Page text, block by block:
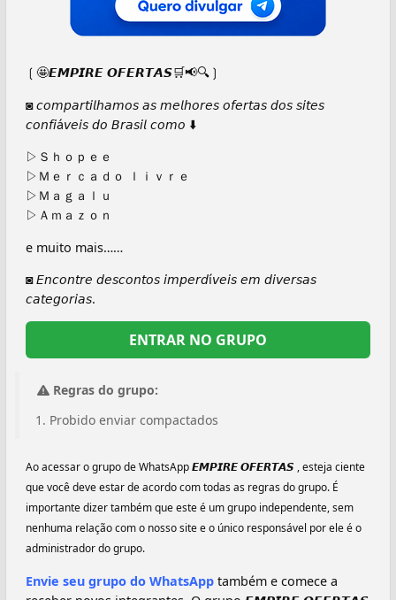
❲🤩𝙀𝙈𝙋𝙄𝙍𝙀 𝙊𝙁𝙀𝙍𝙏𝘼𝙎🛒📢🔍❳
◙ 𝘤𝘰𝘮𝘱𝘢𝘳𝘵𝘪𝘭𝘩𝘢𝘮𝘰𝘴 𝘢𝘴 𝘮𝘦𝘭𝘩𝘰𝘳𝘦𝘴 𝘰𝘧𝘦𝘳𝘵𝘢𝘴 𝘥𝘰𝘴 𝘴𝘪𝘵𝘦𝘴
𝘤𝘰𝘯𝘧𝘪á𝘷𝘦𝘪𝘴 𝘥𝘰 𝘉𝘳𝘢𝘴𝘪𝘭 𝘤𝘰𝘮𝘰 ⬇️
▷Ｓｈｏｐｅｅ
▷Ｍｅｒｃａｄｏ ｌｉｖｒｅ
▷Ｍａｇａｌｕ
▷Ａｍａｚｏｎ
͏e ͏m͏u͏i͏t͏o ͏m͏a͏i͏s……
◙ 𝘌𝘯𝘤𝘰𝘯𝘵𝘳𝘦 𝘥𝘦𝘴𝘤𝘰𝘯𝘵𝘰𝘴 𝘪𝘮𝘱𝘦𝘳𝘥í𝘷𝘦𝘪𝘴 𝘦𝘮 𝘥𝘪𝘷𝘦𝘳𝘴𝘢𝘴
𝘤𝘢𝘵𝘦𝘨𝘰𝘳𝘪𝘢𝘴.
ENTRAR NO GRUPO
Regras do grupo:
Probido enviar compactados
Ao acessar o grupo de WhatsApp𝙀𝙈𝙋𝙄𝙍𝙀 𝙊𝙁𝙀𝙍𝙏𝘼𝙎 , esteja ciente
que você deve estar de acordo com todas as regras do grupo. É
importante dizer também que este é um grupo independente, sem
nenhuma relação com o nosso site e o único responsável por ele é o
administrador do grupo.
Envie seu grupo do WhatsApp também e comece a